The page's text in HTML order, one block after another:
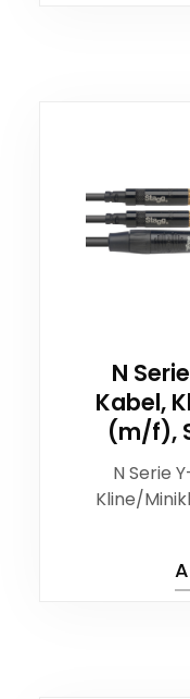
N
Kabel,
(m/f),
N Serie
Kline/